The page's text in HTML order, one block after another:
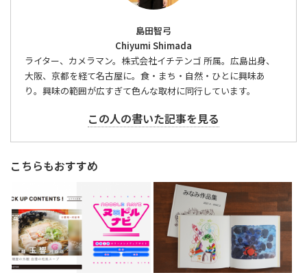
島田智弓
Chiyumi Shimada
ライター、カメラマン。株式会社イチテンゴ 所属。広島出身、
大阪、京都を経て名古屋に。食・まち・自然・ひとに興味あ
り。興味の範囲が広すぎて色んな取材に同行しています。
この人の書いた記事を見る
こちらもおすすめ